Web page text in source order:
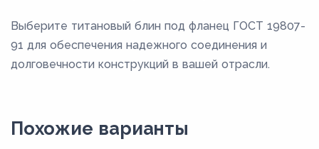
Выберите титановый блин под фланец ГОСТ 19807-
91 для обеспечения надежного соединения и
долговечности конструкций в вашей отрасли.
Похожие варианты